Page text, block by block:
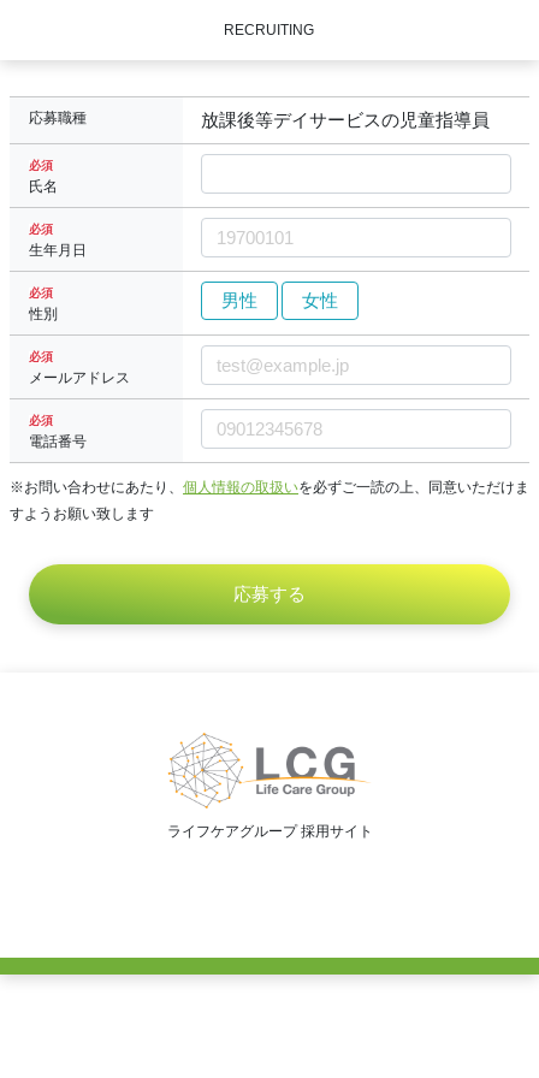
RECRUITING
応募職種 放課後等デイサービスの児童指導員
必須
氏名
必須
生年月日
必須
性別
男性 女性
必須
メールアドレス
必須
電話番号
※お問い合わせにあたり、 個人情報の取扱いを必ずご一読の上、同意いただけま
すようお願い致します
ライフケアグループ 採用サイト